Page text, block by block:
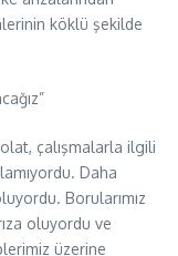
köklü şekilde
çalışmalarla ilgili
Daha
Borularımız
oluyordu ve
üzerine